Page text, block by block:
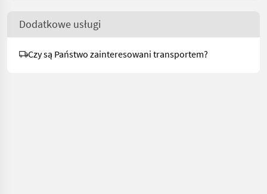
Dodatkowe usługi
Czy są Państwo zainteresowani transportem?